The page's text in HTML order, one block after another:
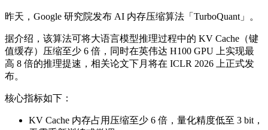
昨天，Google 研究院发布 AI 内存压缩算法「TurboQuant」。
据介绍，该算法可将大语言模型推理过程中的 KV Cache（键
值缓存）压缩至少 6 倍，同时在英伟达 H100 GPU 上实现最
高 8 倍的推理提速，相关论文下月将在 ICLR 2026 上正式发
布。
核心指标如下：
KV Cache 内存占用压缩至少 6 倍，量化精度低至 3 bit，